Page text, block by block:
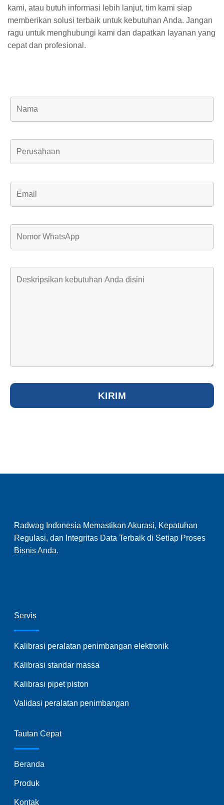
kami, atau butuh informasi lebih lanjut, tim kami siap
memberikan solusi terbaik untuk kebutuhan Anda. Jangan
ragu untuk menghubungi kami dan dapatkan layanan yang
cepat dan profesional.
Radwag Indonesia Memastikan Akurasi, Kepatuhan
Regulasi, dan Integritas Data Terbaik di Setiap Proses
Bisnis Anda.
Servis
Kalibrasi peralatan penimbangan elektronik
Kalibrasi standar massa
Kalibrasi pipet piston
Validasi peralatan penimbangan
Tautan Cepat
Beranda
Produk
Kontak